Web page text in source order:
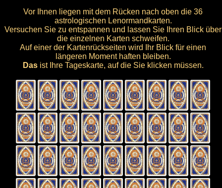
Vor Ihnen liegen mit dem Rücken nach oben die 36
astrologischen Lenormandkarten.
Versuchen Sie zu entspannen und lassen Sie Ihren Blick über
die einzelnen Karten schweifen.
Auf einer der Kartenrückseiten wird Ihr Blick für einen
längeren Moment haften bleiben.
Dasist Ihre Tageskarte, auf die Sie klicken müssen.